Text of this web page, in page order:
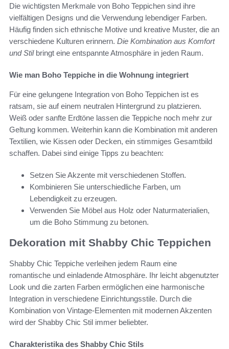
Die wichtigsten Merkmale von Boho Teppichen sind ihre
vielfältigen Designs und die Verwendung lebendiger Farben.
Häufig finden sich ethnische Motive und kreative Muster, die an
verschiedene Kulturen erinnern. Die Kombination aus Komfort
und Stilbringt eine entspannte Atmosphäre in jeden Raum.
Wie man Boho Teppiche in die Wohnung integriert
Für eine gelungene Integration von Boho Teppichen ist es
ratsam, sie auf einem neutralen Hintergrund zu platzieren.
Weiß oder sanfte Erdtöne lassen die Teppiche noch mehr zur
Geltung kommen. Weiterhin kann die Kombination mit anderen
Textilien, wie Kissen oder Decken, ein stimmiges Gesamtbild
schaffen. Dabei sind einige Tipps zu beachten:
Setzen Sie Akzente mit verschiedenen Stoffen.
Kombinieren Sie unterschiedliche Farben, um
Lebendigkeit zu erzeugen.
Verwenden Sie Möbel aus Holz oder Naturmaterialien,
um die Boho Stimmung zu betonen.
Dekoration mit Shabby Chic Teppichen
Shabby Chic Teppiche verleihen jedem Raum eine
romantische und einladende Atmosphäre. Ihr leicht abgenutzter
Look und die zarten Farben ermöglichen eine harmonische
Integration in verschiedene Einrichtungsstile. Durch die
Kombination von Vintage-Elementen mit modernen Akzenten
wird der Shabby Chic Stil immer beliebter.
Charakteristika des Shabby Chic Stils